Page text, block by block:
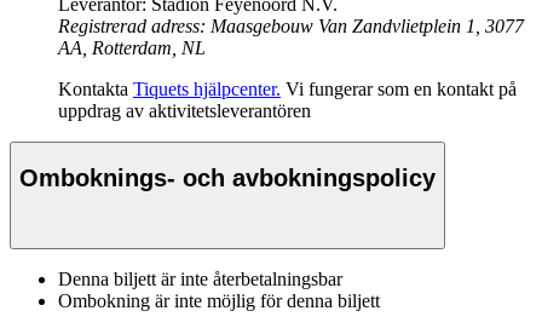
Registrerad adress: Maasgebouw Van Zandvlietplein 1, 3077
AA, Rotterdam, NL
Kontakta Tiquets hjälpcenter. Vi fungerar som en kontakt på
uppdrag av aktivitetsleverantören
Omboknings- och avbokningspolicy
Denna biljett är inte återbetalningsbar
Ombokning är inte möjlig för denna biljett